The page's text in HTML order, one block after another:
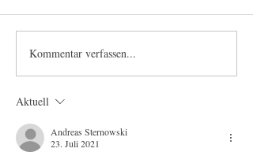
Droht uns ein Atomkrieg?
Kommentar verfassen...
Aktuell
Andreas Sternowski
23. Juli 2021